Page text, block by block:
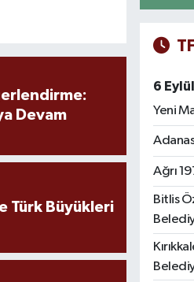
Devam
Türk Büyükleri
6
Yeni
Ağrı
Bitlis